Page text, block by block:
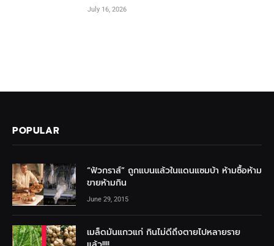
July 16, 2026
POPULAR
“ฟัวกราส์” ถูกแบนแล้วในแดนแซมบ้า ห้ามซื้อห้าม
ขายห้ามกิน
June 29, 2015
เมล็ดมันแกวแก่ กินไม่ดีถึงตายไปหลายราย